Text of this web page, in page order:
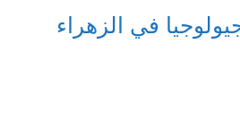
في الزهراء